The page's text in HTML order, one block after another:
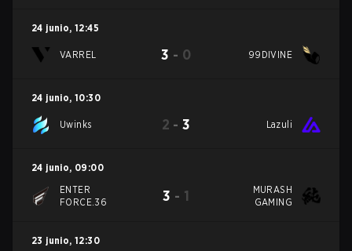
24 junio, 12:45
VARREL 3 - 0 99DIVINE
24 junio, 10:30
Uwinks 2 -3 Lazuli
24 junio, 09:00
ENTER
FORCE.36
3 - 1
MURASH
GAMING
23 junio, 12:30